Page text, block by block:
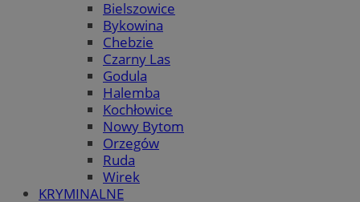
Bielszowice
Bykowina
Chebzie
Czarny Las
Godula
Halemba
Kochłowice
Nowy Bytom
Orzegów
Ruda
Wirek
KRYMINALNE